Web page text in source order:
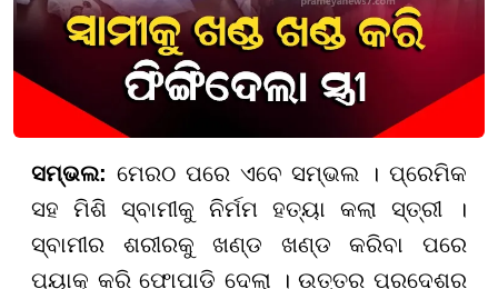
ସମ୍ଭଲ: ମେରଠ ପରେ ଏବେ ସମ୍ଭଲ । ପ୍ରେମିକ
ସହ ମିଶି ସ୍ବାମୀକୁ ନିର୍ମମ ହତ୍ୟା କଲା ସ୍ତ୍ରୀ ।
ସ୍ବାମୀର ଶରୀରକୁ ଖଣ୍ଡ ଖଣ୍ଡ କରିବା ପରେ
ପ୍ୟାକ୍ କରି ଫୋପାଡ଼ି ଦେଲା । ଉତ୍ତର ପ୍ରଦେଶର